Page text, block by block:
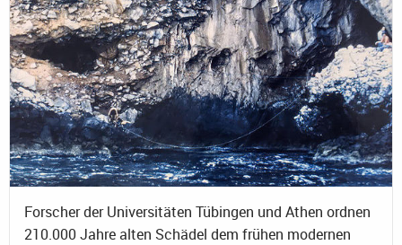
Forscher der Universitäten Tübingen und Athen ordnen
210.000 Jahre alten Schädel dem frühen modernen